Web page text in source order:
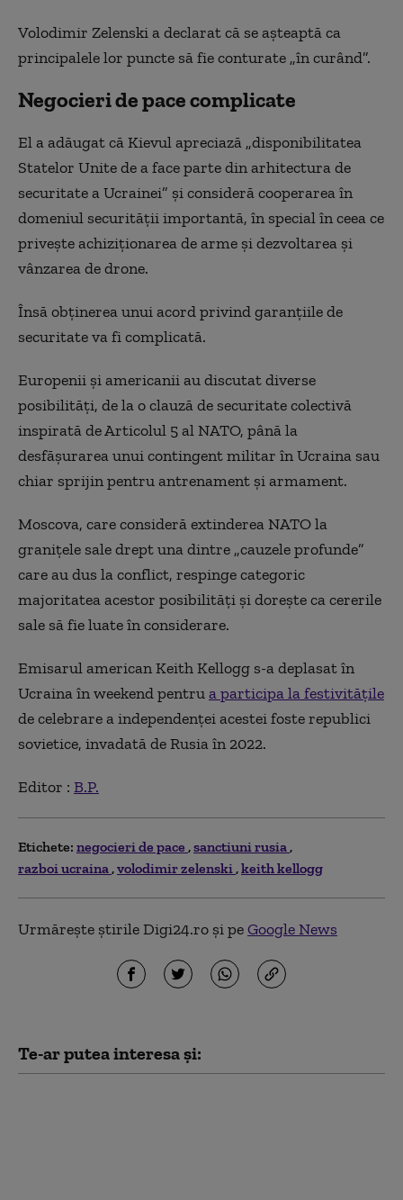
Volodimir Zelenski a declarat că se aşteaptă ca
principalele lor puncte să fie conturate „în curând”.
Negocieri de pace complicate
El a adăugat că Kievul apreciază „disponibilitatea
Statelor Unite de a face parte din arhitectura de
securitate a Ucrainei” şi consideră cooperarea în
domeniul securităţii importantă, în special în ceea ce
priveşte achiziţionarea de arme şi dezvoltarea şi
vânzarea de drone.
Însă obţinerea unui acord privind garanţiile de
securitate va fi complicată.
Europenii şi americanii au discutat diverse
posibilităţi, de la o clauză de securitate colectivă
inspirată de Articolul 5 al NATO, până la
desfăşurarea unui contingent militar în Ucraina sau
chiar sprijin pentru antrenament şi armament.
Moscova, care consideră extinderea NATO la
graniţele sale drept una dintre „cauzele profunde”
care au dus la conflict, respinge categoric
majoritatea acestor posibilităţi şi doreşte ca cererile
sale să fie luate în considerare.
Emisarul american Keith Kellogg s-a deplasat în
Ucraina în weekend pentrua participa la festivităţile
de celebrare a independenţei acestei foste republici
sovietice, invadată de Rusia în 2022.
Editor : B.P.
Etichete: negocieri de pace sanctiuni rusia
razboi ucraina volodimir zelenski keith kellogg
Urmărește știrile Digi24.ro și peGoogle News
Te-ar putea interesa și: